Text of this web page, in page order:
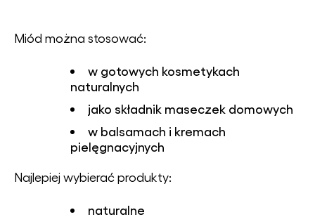
Miód można stosować:
w gotowych kosmetykach
naturalnych
jako składnik maseczek domowych
w balsamach i kremach
pielęgnacyjnych
Najlepiej wybierać produkty:
naturalne